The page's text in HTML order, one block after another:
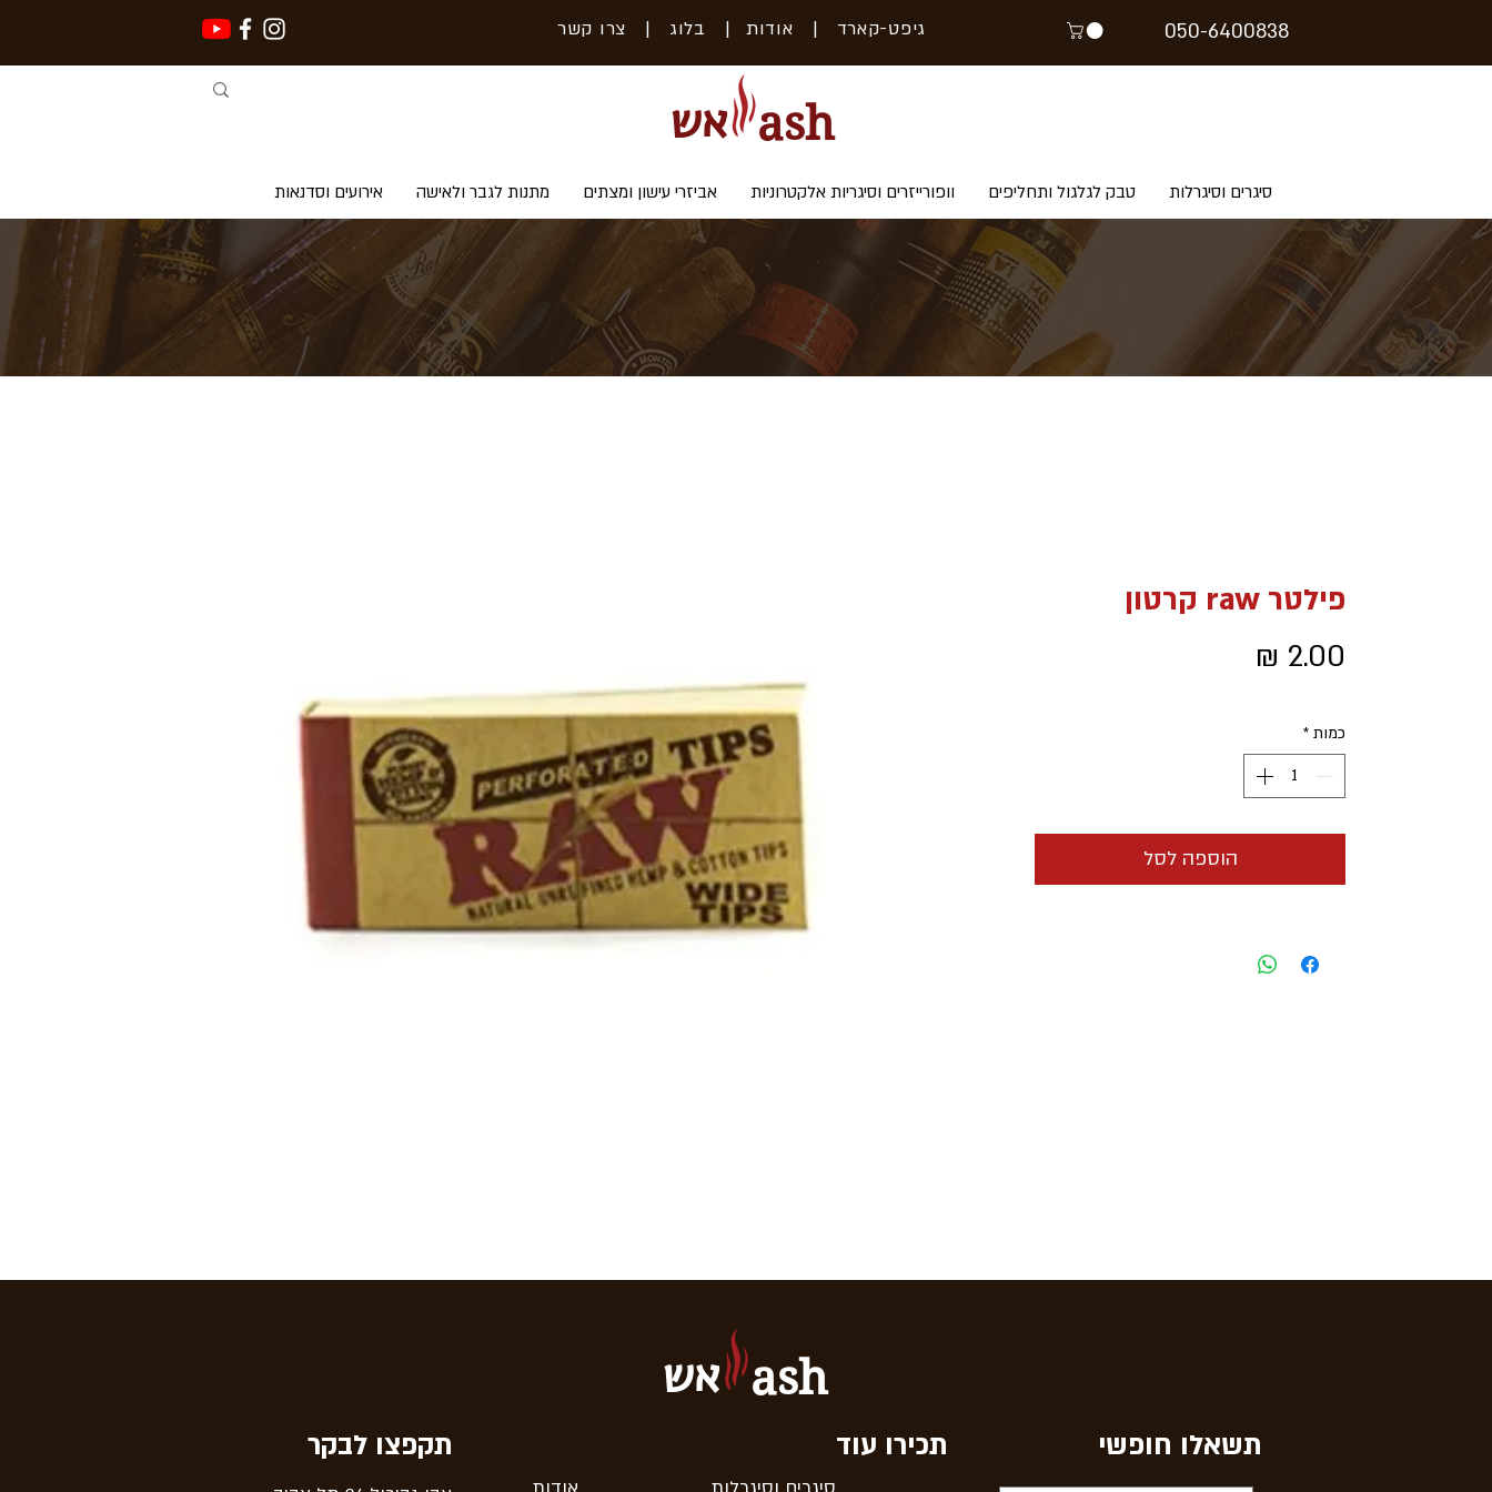
גיפט-קארד | אודות | בלוג | צרו קשר 050-6400838
אש ash
סיגרים וסיגרלות טבק לגלגול ותחליפים וופורייזרים וסיגריות אלקטרוניות אביזרי עישון ומצתים מתנות לגבר ולאישה אירועים וסדנאות
פילטר raw קרטון
כמות *
הוספה לסל
אש ash
תקפצו לבקר תכירו עוד תשאלו חופשי